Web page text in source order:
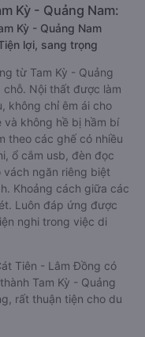
Kỳ - Quảng Nam:
Kỳ - Quảng Nam
lợi, sang trọng
từ Tam Kỳ - Quảng
chỗ. Nội thất được làm
không chỉ êm ái cho
và không hề bị hầm bí
theo các ghế có nhiều
ổ cắm usb, đèn đọc
vách ngăn riêng biệt
Khoảng cách giữa các
Luôn đáp ứng được
nghi trong việc di
Tiên - Lâm Đồng có
Tam Kỳ - Quảng
rất thuận tiện cho du